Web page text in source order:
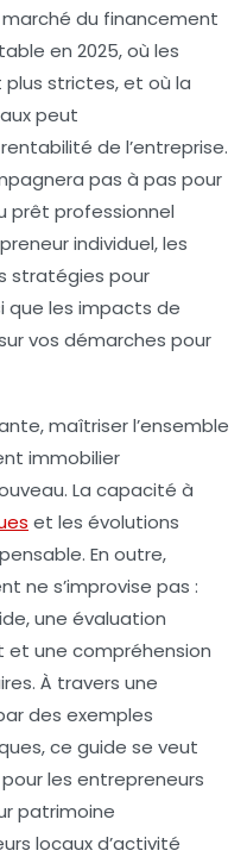
du financement
en 2025, où les
strictes, et où la
peut
de l’entreprise.
pas à pas pour
prêt professionnel
individuel, les
stratégies pour
que les impacts de
vos démarches pour
maîtriser l’ensemble
immobilier
La capacité à
et les évolutions
En outre,
ne s’improvise pas :
une évaluation
et une compréhension
À travers une
des exemples
ce guide se veut
les entrepreneurs
patrimoine
locaux d’activité